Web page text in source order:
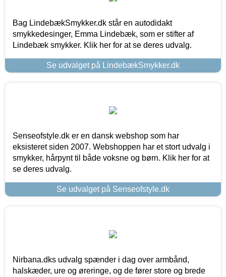
Bag LindebækSmykker.dk står en autodidakt
smykkedesinger, Emma Lindebæk, som er stifter af
Lindebæk smykker. Klik her for at se deres udvalg.
Se udvalget på LindebækSmykker.dk
Senseofstyle.dk er en dansk webshop som har
eksisteret siden 2007. Webshoppen har et stort udvalg i
smykker, hårpynt til både voksne og børn. Klik her for at
se deres udvalg.
Se udvalget på Senseofstyle.dk
Nirbana.dks udvalg spænder i dag over armbånd,
halskæder, ure og øreringe, og de fører store og brede